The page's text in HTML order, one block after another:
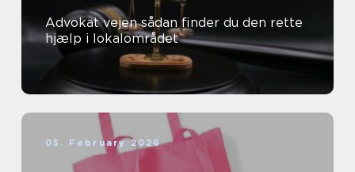
Advokat vejen sådan finder du den rette
hjælp i lokalområdet
05. February 2026